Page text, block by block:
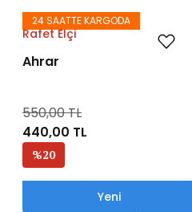
24 SAATTE KARGODA
Rafet Elçi
Ahrar
550,00 TL
440,00 TL
%20
Yeni